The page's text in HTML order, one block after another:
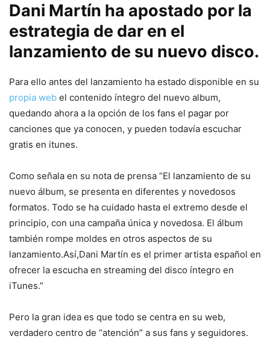
Dani Martín ha apostado por la
estrategia de dar en el
lanzamiento de su nuevo disco.
Para ello antes del lanzamiento ha estado disponible en su
propia web el contenido íntegro del nuevo album,
quedando ahora a la opción de los fans el pagar por
canciones que ya conocen, y pueden todavía escuchar
gratis en itunes.
Como señala en su nota de prensa “El lanzamiento de su
nuevo álbum, se presenta en diferentes y novedosos
formatos. Todo se ha cuidado hasta el extremo desde el
principio, con una campaña única y novedosa. El álbum
también rompe moldes en otros aspectos de su
lanzamiento.Así,Dani Martín es el primer artista español en
ofrecer la escucha en streaming del disco íntegro en
iTunes.”
Pero la gran idea es que todo se centra en su web,
verdadero centro de “atención” a sus fans y seguidores.